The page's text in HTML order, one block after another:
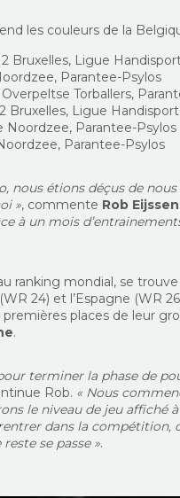
les couleurs de la
2 Bruxelles, Ligue
Parantee-Psylos
Torballers,
Bruxelles, Ligue
Noordzee, Parantee-Psylos
Parantee-Psylos
nous étions déçus de
», commente Rob Eijssen
à un mois
ranking mondial, se
(WR 24) et l’Espagne
places de leur
.
terminer la phase de
Rob. « Nous
le niveau de jeu affiché
dans la compétition,
se passe ».